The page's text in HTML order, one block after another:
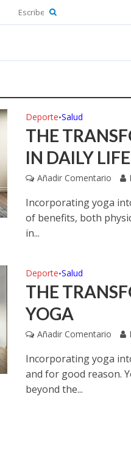
Deporte•Salud
THE
IN DAILY LIFE
Añadir Comentario
Incorporating yoga
of benefits, both
in...
Deporte•Salud
THE
YOGA
Añadir Comentario
Incorporating yoga
and for good reason.
beyond the...